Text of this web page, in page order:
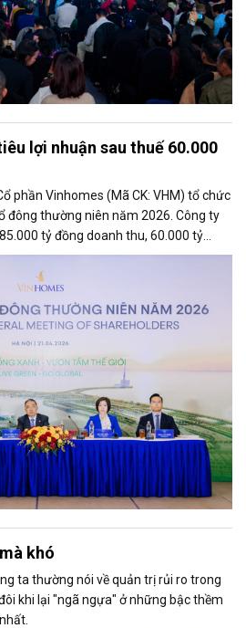
lợi nhuận sau thuế 60.000
phần Vinhomes (Mã CK: VHM) tổ chức
đông thường niên năm 2026. Công ty
tỷ đồng doanh thu, 60.000 tỷ
năm 2026 – cao nhất từ trước đến
hoạch phát triển chuỗi siêu đô thị thế
tế và kế hoạch chia cổ tức năm 2025.
khó
ta thường nói về quản trị rủi ro trong
khi lại "ngã ngựa" ở những bậc thềm